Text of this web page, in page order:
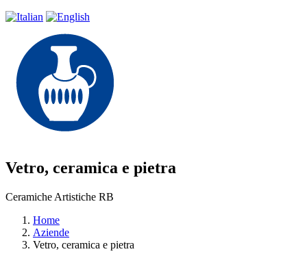
Vetro, ceramica e pietra
Ceramiche Artistiche RB
Home
Aziende
Vetro, ceramica e pietra